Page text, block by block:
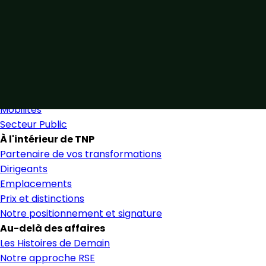
Mobilités
Secteur Public
À l'intérieur de TNP
Partenaire de vos transformations
Dirigeants
Emplacements
Prix et distinctions
Notre positionnement et signature
Au-delà des affaires
Les Histoires de Demain
Notre approche RSE